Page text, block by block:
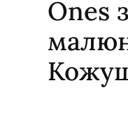
Ones з